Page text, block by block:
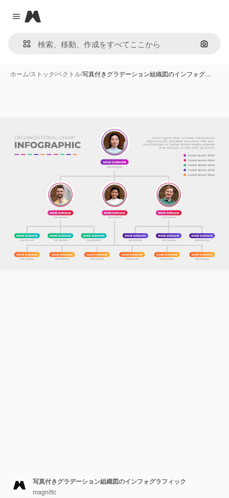
Close menu
Magnific
画像で
ホーム/ストック/ベクトル/写真付きグラデーション組織図のインフォグ…
写真付きグラデーション組織図のインフォグラフィック
magnific